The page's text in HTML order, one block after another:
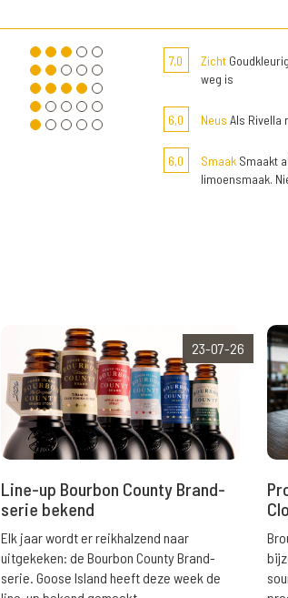
7,0 Zicht
weg is
6,0 Neus Als Rivella
6,0 SmaakSmaakt
limoensmaak.
23-07-26
Line-up Bourbon County Brand-
serie bekend
Elk jaar wordt er reikhalzend naar
uitgekeken: de Bourbon County Brand-
serie. Goose Island heeft deze week de